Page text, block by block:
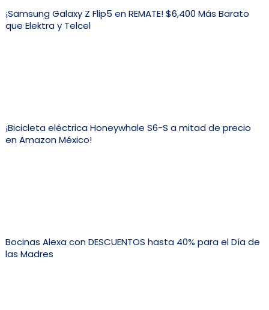
¡Samsung Galaxy Z Flip5 en REMATE! $6,400 Más Barato
que Elektra y Telcel
¡Bicicleta eléctrica Honeywhale S6-S a mitad de precio
en Amazon México!
Bocinas Alexa con DESCUENTOS hasta 40% para el Día de
las Madres